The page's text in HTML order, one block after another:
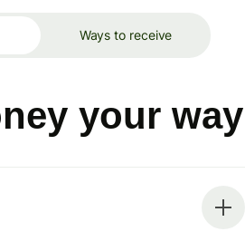
Ways to receive
your way